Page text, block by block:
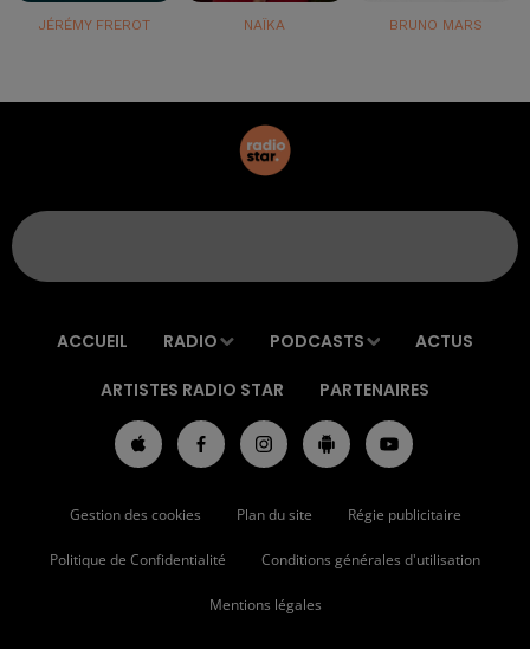
JÉRÉMY FREROT NAÏKA BRUNO MARS
ACCUEIL RADIO PODCASTS ACTUS
ARTISTES RADIO STAR PARTENAIRES
Gestion des cookies Plan du site Régie publicitaire
Politique de Confidentialité Conditions générales d'utilisation
Mentions légales